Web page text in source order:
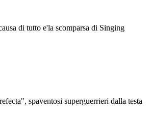
di tutto e'la scomparsa di Singing
spaventosi superguerrieri dalla testa